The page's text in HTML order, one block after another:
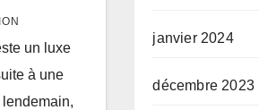
un luxe
à une
janvier 2024
décembre 2023